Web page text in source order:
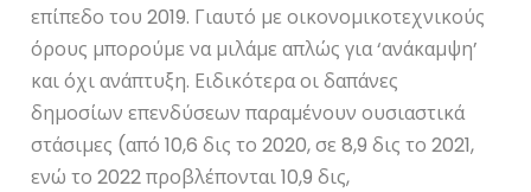
επίπεδο του 2019. Γιαυτό με οικονομικοτεχνικούς
όρους μπορούμε να μιλάμε απλώς για ‘ανάκαμψη’
και όχι ανάπτυξη. Ειδικότερα οι δαπάνες
δημοσίων επενδύσεων παραμένουν ουσιαστικά
στάσιμες (από 10,6 δις το 2020, σε 8,9 δις το 2021,
ενώ το 2022 προβλέπονται 10,9 δις,